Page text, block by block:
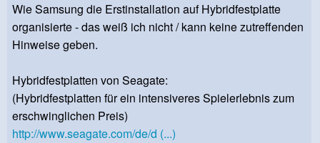
Wie Samsung die Erstinstallation auf Hybridfestplatte
organisierte - das weiß ich nicht / kann keine zutreffenden
Hinweise geben.
Hybridfestplatten von Seagate:
(Hybridfestplatten für ein intensiveres Spielerlebnis zum
erschwinglichen Preis)
http://www.seagate.com/de/d (...)